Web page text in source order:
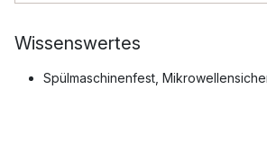
Wissenswertes
Spülmaschinenfest,